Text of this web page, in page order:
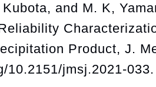
and M. K,
Product, J.
10.2151/jmsj.2021-033.